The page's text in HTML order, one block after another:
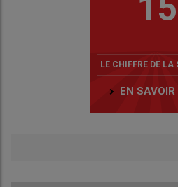
15
LE CHIFFRE DE LA
EN